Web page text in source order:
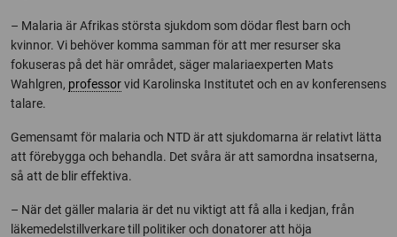
– Malaria är Afrikas största sjukdom som dödar flest barn och
kvinnor. Vi behöver komma samman för att mer resurser ska
fokuseras på det här området, säger malariaexperten Mats
Wahlgren, professorvid Karolinska Institutet och en av konferensens
talare.
Gemensamt för malaria och NTD är att sjukdomarna är relativt lätta
att förebygga och behandla. Det svåra är att samordna insatserna,
så att de blir effektiva.
– När det gäller malaria är det nu viktigt att få alla i kedjan, från
läkemedelstillverkare till politiker och donatorer att höja